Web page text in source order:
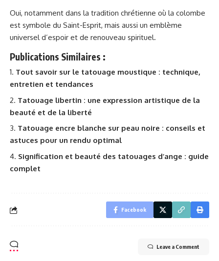
Oui, notamment dans la tradition chrétienne où la colombe
est symbole du Saint-Esprit, mais aussi un emblème
universel d’espoir et de renouveau spirituel.
Publications Similaires :
Tout savoir sur le tatouage moustique : technique,
entretien et tendances
Tatouage libertin : une expression artistique de la
beauté et de la liberté
Tatouage encre blanche sur peau noire : conseils et
astuces pour un rendu optimal
Signification et beauté des tatouages d’ange : guide
complet
Facebook
Leave a Comment